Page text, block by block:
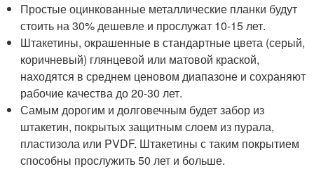
Простые оцинкованные металлические планки будут
стоить на 30% дешевле и прослужат 10-15 лет.
Штакетины, окрашенные в стандартные цвета (серый,
коричневый) глянцевой или матовой краской,
находятся в среднем ценовом диапазоне и сохраняют
рабочие качества до 20-30 лет.
Самым дорогим и долговечным будет забор из
штакетин, покрытых защитным слоем из пурала,
пластизола или PVDF. Штакетины с таким покрытием
способны прослужить 50 лет и больше.